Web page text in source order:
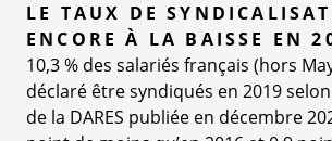
LE TAUX DE
ENCORE À LA BAISSE EN
10,3 % des salariés français (hors
déclaré être syndiqués en 2019
de la DARES publiée en décembre